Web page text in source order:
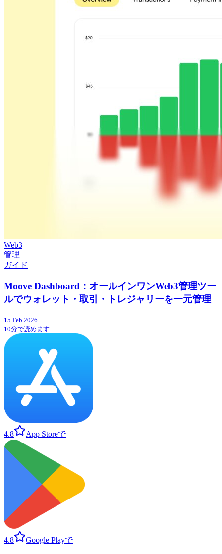
Web3
管理
ガイド
Moove Dashboard：オールインワンWeb3管理ツー
ルでウォレット・取引・トレジャリーを一元管理
15 Feb 2026
10分で読めます
4.8 App Storeで
4.8 Google Playで